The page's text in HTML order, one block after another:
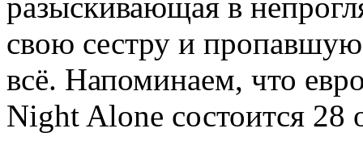
разыскивающая в
свою сестру и
всё. Напоминаем, что
Night Alone состоится 28